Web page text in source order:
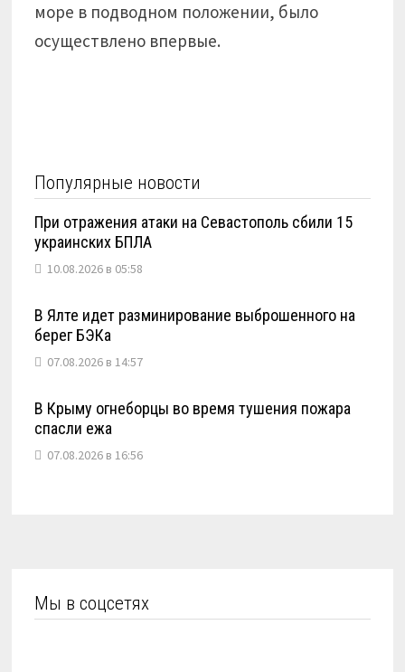
море в подводном положении, было
осуществлено впервые.
Популярные новости
При отражения атаки на Севастополь сбили 15
украинских БПЛА
10.08.2026 в 05:58
В Ялте идет разминирование выброшенного на
берег БЭКа
07.08.2026 в 14:57
В Крыму огнеборцы во время тушения пожара
спасли ежа
07.08.2026 в 16:56
Мы в соцсетях